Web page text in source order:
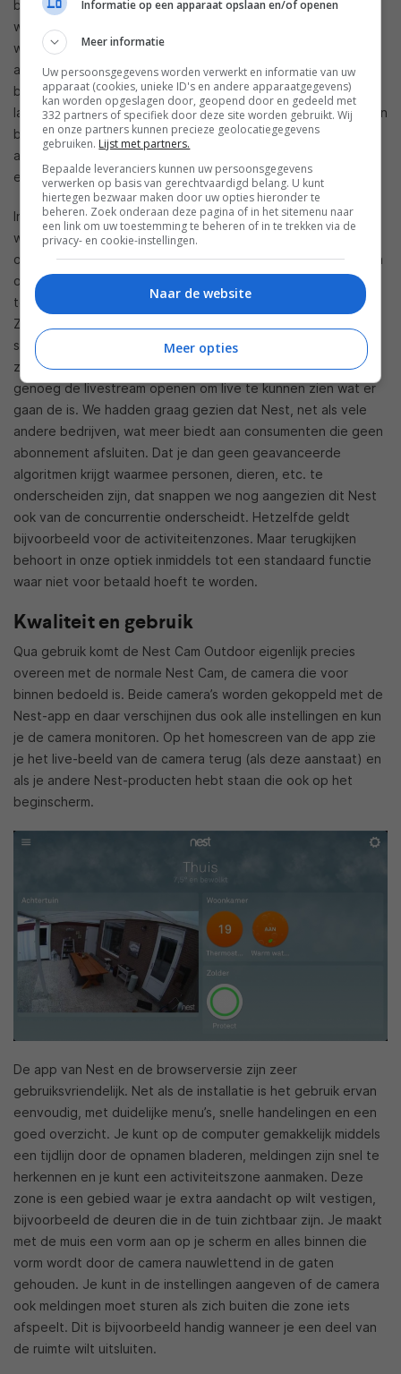
bijvoorbeeld niet bij een hond of auto, zodat meer nadruk
wordt gelegd op momenten die ertoe doen. De camera
wordt er dus letterlijk slimmer door.Daarnaast kun je
activiteitszones aanmaken zodat specifieke delen van het
beeld in de gaten gehouden worden en kun je clips en time-
lapses maken. Voor het abonnement van 10 dagen terugkijken
betaal je 10 euro per maand of 100 euro per jaar. Het
abonnement waarbij je 30 dagen terug kunt kijken kost 30
euro per maand of 300 euro per jaar.
In onze optiek is deNest Cam Outdoor pas echt nuttig
wanneer je een abonnement afsluit, en dat is met name
omdat je dus niet met video terug in de tijd kunt kijken. Er zijn
op dit moment al meerdere camera’s van concurrenten die je
toegang geven tot 12 of 24 uur terugkijken, met video.
Zonder abonnement van Nest Aware krijg je alleen een
screenshot en dan is het maar hopen dat je daarop genoeg
ziet om actie te ondernemen. Of je moet natuurlijk snel
genoeg de livestream openen om live te kunnen zien wat er
gaan de is. We hadden graag gezien dat Nest, net als vele
andere bedrijven, wat meer biedt aan consumenten die geen
abonnement afsluiten. Dat je dan geen geavanceerde
algoritmen krijgt waarmee personen, dieren, etc. te
onderscheiden zijn, dat snappen we nog aangezien dit Nest
ook van de concurrentie onderscheidt. Hetzelfde geldt
bijvoorbeeld voor de activiteitenzones. Maar terugkijken
behoort in onze optiek inmiddels tot een standaard functie
waar niet voor betaald hoeft te worden.
Kwaliteit en gebruik
Qua gebruik komt de Nest Cam Outdoor eigenlijk precies
overeen met de normale Nest Cam, de camera die voor
binnen bedoeld is. Beide camera’s worden gekoppeld met de
Nest-app en daar verschijnen dus ook alle instellingen en kun
je de camera monitoren. Op het homescreen van de app zie
je het live-beeld van de camera terug (als deze aanstaat) en
als je andere Nest-producten hebt staan die ook op het
beginscherm.
De app van Nest en de browserversie zijn zeer
gebruiksvriendelijk. Net als de installatie is het gebruik ervan
eenvoudig, met duidelijke menu’s, snelle handelingen en een
goed overzicht. Je kunt op de computer gemakkelijk middels
een tijdlijn door de opnamen bladeren, meldingen zijn snel te
herkennen en je kunt een activiteitszone aanmaken. Deze
zone is een gebied waar je extra aandacht op wilt vestigen,
bijvoorbeeld de deuren die in de tuin zichtbaar zijn. Je maakt
met de muis een vorm aan op je scherm en alles binnen die
vorm wordt door de camera nauwlettend in de gaten
gehouden. Je kunt in de instellingen aangeven of de camera
ook meldingen moet sturen als zich buiten die zone iets
afspeelt. Dit is bijvoorbeeld handig wanneer je een deel van
de ruimte wilt uitsluiten.
Informatie op een apparaat opslaan en/of openen
Meer informatie
Uw persoonsgegevens worden verwerkt en informatie van uw
apparaat (cookies, unieke ID's en andere apparaatgegevens)
kan worden opgeslagen door, geopend door en gedeeld met
332 partners of specifiek door deze site worden gebruikt. Wij
en onze partners kunnen precieze geolocatiegegevens
gebruiken. Lijst met partners.
Bepaalde leveranciers kunnen uw persoonsgegevens
verwerken op basis van gerechtvaardigd belang. U kunt
hiertegen bezwaar maken door uw opties hieronder te
beheren. Zoek onderaan deze pagina of in het sitemenu naar
een link om uw toestemming te beheren of in te trekken via de
privacy- en cookie-instellingen.
Naar de website
Meer opties